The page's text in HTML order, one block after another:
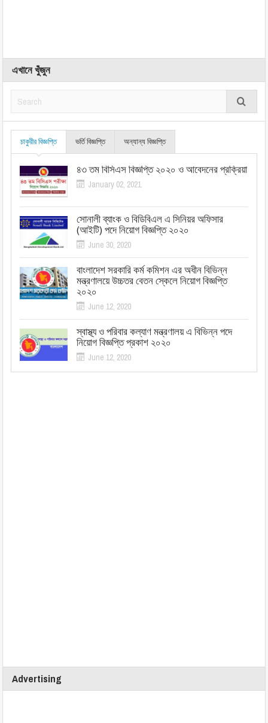
এখানে খুঁজুন
চাকুরীর বিজ্ঞপ্তি ভর্তি বিজ্ঞপ্তি অন্যান্য বিজ্ঞপ্তি
৪৩ তম বিসিএস বিজ্ঞপ্তি ২০২০ ও আবেদনের প্রক্রিয়া
January 02, 2021
সোনালী ব্যাংক ও বিডিবিএল এ সিনিয়র অফিসার
(আইটি) পদে নিয়োগ বিজ্ঞপ্তি ২০২০
June 30, 2020
বাংলাদেশ সরকারি কর্ম কমিশন এর অধীন বিভিন্ন
মন্ত্রণালয়ে উচ্চতর বেতন স্কেলে নিয়োগ বিজ্ঞপ্তি
২০২০
June 12, 2020
স্বাস্থ্য ও পরিবার কল্যাণ মন্ত্রণালয় এ বিভিন্ন পদে
নিয়োগ বিজ্ঞপ্তি প্রকাশ ২০২০
June 12, 2020
Advertising